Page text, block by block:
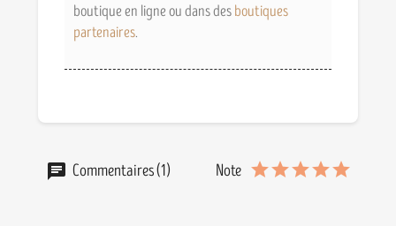
boutique en ligne ou dans desboutiques
partenaires.
Commentaires (1) Note